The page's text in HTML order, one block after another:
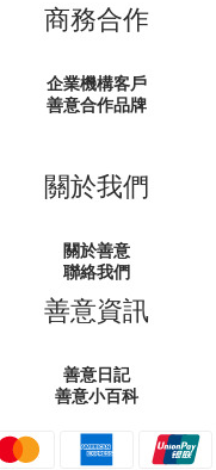
商務合作
企業機構客戶
善意合作品牌
關於我們
關於善意
聯絡我們
善意資訊
善意日記
善意小百科